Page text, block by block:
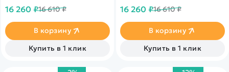
интересный проходимый
WLToys! Крутой дизайн,
мощный аккумулятор,
коллекторный мотор 540
класса делают его одним из
представителей в своем
16 260 ₽16 610 ₽
В корзину
Купить в 1 клик
машинку до 40 км/ч! Яркий
также фигурка пилота
выгодно отличают модель от
конкурентов и дарят ещё
больше позитивных эмоций
16 260 ₽16 610 ₽
В корзину
Купить в 1 клик